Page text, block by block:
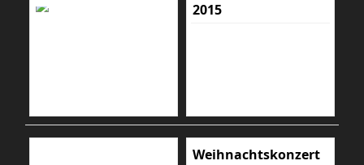
2015
Weihnachtskonzert